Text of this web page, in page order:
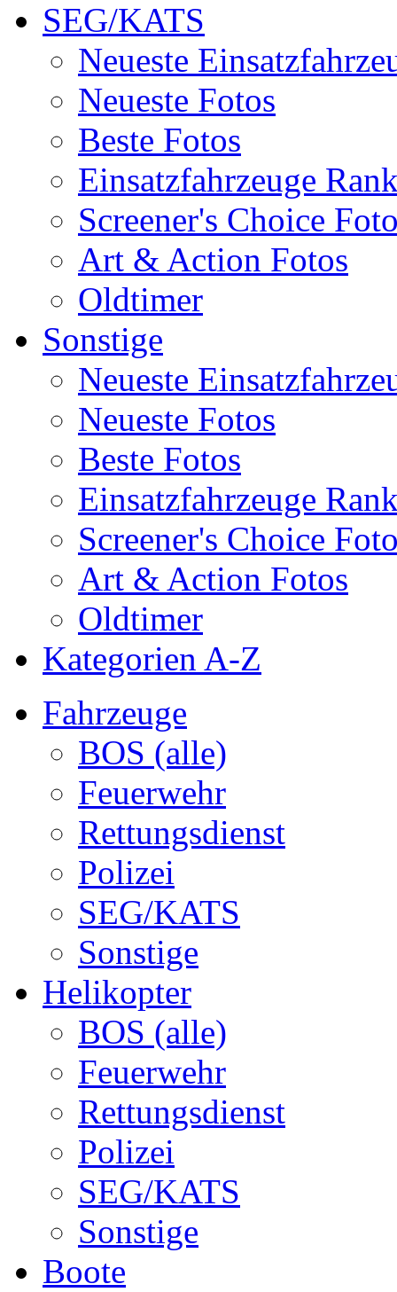
SEG/KATS
Neueste
Neueste Fotos
Beste Fotos
Einsatzfahrzeuge
Screener's Choice
Art & Action Fotos
Oldtimer
Sonstige
Neueste
Neueste Fotos
Beste Fotos
Einsatzfahrzeuge
Screener's Choice
Art & Action Fotos
Oldtimer
Kategorien A-Z
Fahrzeuge
BOS (alle)
Feuerwehr
Rettungsdienst
Polizei
SEG/KATS
Sonstige
Helikopter
BOS (alle)
Feuerwehr
Rettungsdienst
Polizei
SEG/KATS
Sonstige
Boote